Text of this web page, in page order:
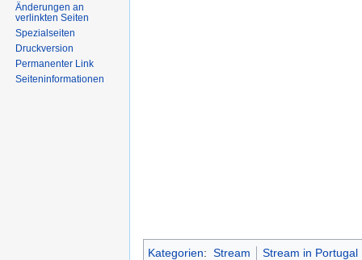
Kategorien: Stream Stream in Portugal
Änderungen an
verlinkten Seiten
Spezialseiten
Druckversion
Permanenter Link
Seiten­informationen